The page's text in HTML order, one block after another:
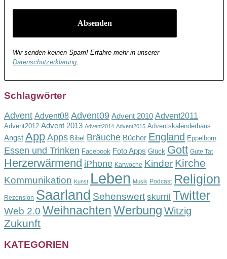
Wir senden keinen Spam! Erfahre mehr in unserer
Datenschutzerklärung
Schlagwörter
Advent Advent08 Advent09 Advent 2010 Advent2011
Advent2012 Advent 2013 Advent2014 Advent2015 Adventskalenderhaus
Angst App Apps Bibel Bräuche Bücher England Eppelborn
Essen und Trinken Facebook Foto Apps Glück Gott Gute Tat
Herzerwärmend iPhone Karwoche Kinder Kirche
Kommunikation Kunst Leben Musik Podcast Religion
Rezension Saarland Sehenswert skurril Twitter
Web 2.0 WeihnachtenWerbung Witzig
Zukunft
KATEGORIEN